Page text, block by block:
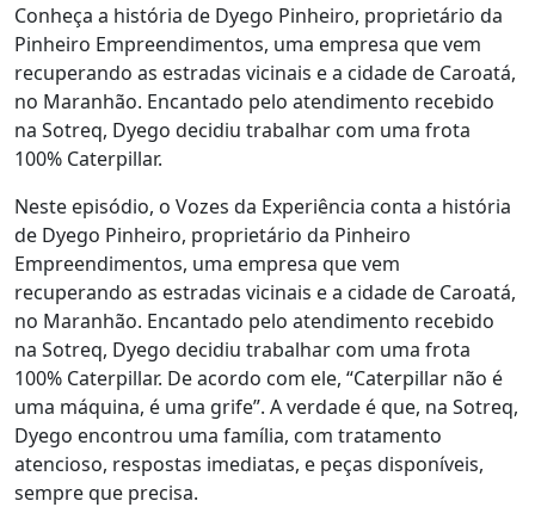
Conheça a história de Dyego Pinheiro, proprietário da
Pinheiro Empreendimentos, uma empresa que vem
recuperando as estradas vicinais e a cidade de Caroatá,
no Maranhão. Encantado pelo atendimento recebido
na Sotreq, Dyego decidiu trabalhar com uma frota
100% Caterpillar.
Neste episódio, o Vozes da Experiência conta a história
de Dyego Pinheiro, proprietário da Pinheiro
Empreendimentos, uma empresa que vem
recuperando as estradas vicinais e a cidade de Caroatá,
no Maranhão. Encantado pelo atendimento recebido
na Sotreq, Dyego decidiu trabalhar com uma frota
100% Caterpillar. De acordo com ele, “Caterpillar não é
uma máquina, é uma grife”. A verdade é que, na Sotreq,
Dyego encontrou uma família, com tratamento
atencioso, respostas imediatas, e peças disponíveis,
sempre que precisa.